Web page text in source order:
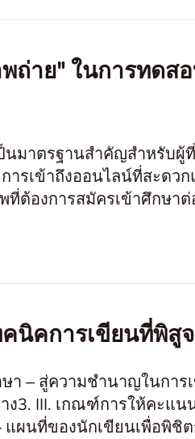
ถ่าย" ในการทดส
มาตรฐานสำคัญสำหรับผู้
รเข้าถึงออนไลน์ที่สะดว
ต้องการสมัครเข้าศึกษา
นิคการเขียนที่พิสู
า ‒ สู่ความชำนาญในการ
ง3. III. เกณฑ์การให้คะแน
ผนที่ของนักเขียนเพื่อพิชิ